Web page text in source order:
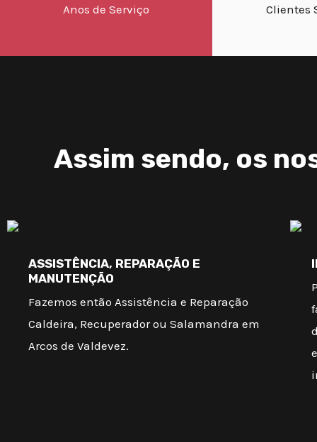
Anos de Serviço Clientes
Assim sendo, os
ASSISTÊNCIA, REPARAÇÃO E
MANUTENÇÃO
Fazemos então Assistência e Reparação
Caldeira, Recuperador ou Salamandra em
Arcos de Valdevez.